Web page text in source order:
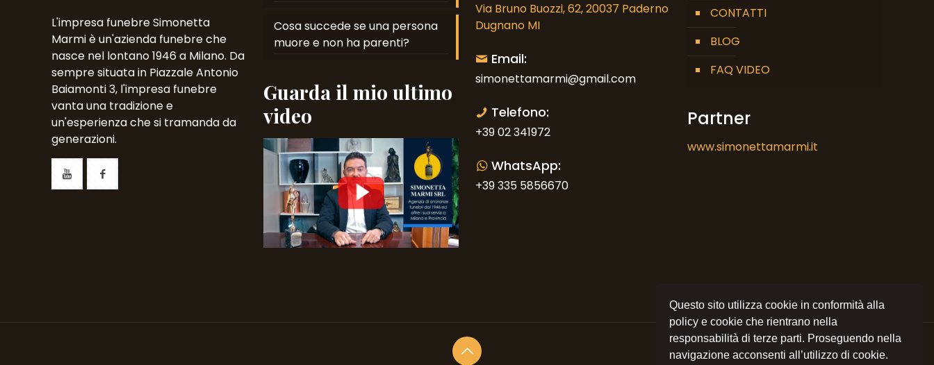
Questo sito utilizza cookie in conformità alla
policy e cookie che rientrano nella
responsabilità di terze parti. Proseguendo nella
navigazione acconsenti all’utilizzo di cookie.
L'impresa funebre Simonetta
Marmi è un'azienda funebre che
nasce nel lontano 1946 a Milano. Da
sempre situata in Piazzale Antonio
Baiamonti 3, l'impresa funebre
vanta una tradizione e
un'esperienza che si tramanda da
generazioni.
Cosa succede se una persona
muore e non ha parenti?
Guarda il mio ultimo
video
Via Bruno Buozzi, 62, 20037 Paderno
Dugnano MI
Email:
simonettamarmi@gmail.com
Telefono:
+39 02 341972
WhatsApp:
+39 335 5856670
CONTATTI
BLOG
FAQ VIDEO
Partner
www.simonettamarmi.it